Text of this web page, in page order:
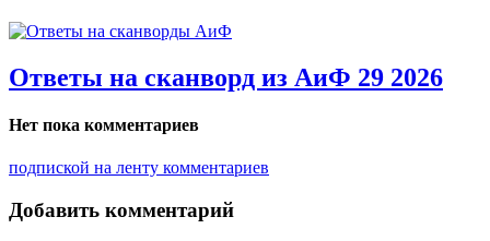
Ответы на сканворд из АиФ 29 2026
Нет пока комментариев
подпиской на ленту комментариев
Добавить комментарий